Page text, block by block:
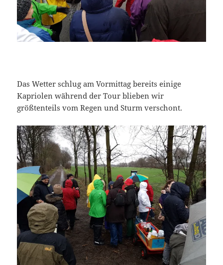
Das Wetter schlug am Vormittag bereits einige
Kapriolen während der Tour blieben wir
größtenteils vom Regen und Sturm verschont.